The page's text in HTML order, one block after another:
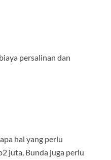
persalinan dan
hal yang perlu
juta, Bunda juga perlu